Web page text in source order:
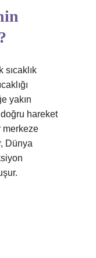
sıcaklık
yakın
doğru hareket
merkeze
Dünya